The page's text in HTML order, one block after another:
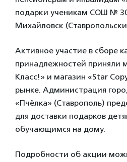
подарки ученикам СОШ №
Михайловск
Активное участие в сборе
принадлежностей приняли
Класс!» и магазин «Star
рынке. Администрация
«Пчёлка» (Ставрополь)
для доставки подарков
обучающимся на дому.
Подробности об акции